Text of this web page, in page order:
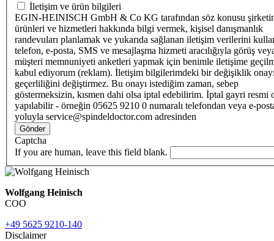
İletişim ve ürün bilgileri
EGIN-HEINISCH GmbH & Co KG tarafından söz konusu
ürünleri ve hizmetleri hakkında bilgi vermek, kişisel danışmanlık
randevuları planlamak ve yukarıda sağlanan iletişim verilerini
telefon, e-posta, SMS ve mesajlaşma hizmeti aracılığıyla görüş
müşteri memnuniyeti anketleri yapmak için benimle iletişime
kabul ediyorum (reklam). İletişim bilgilerimdeki bir değişiklik
geçerliliğini değiştirmez. Bu onayı istediğim zaman, sebep
göstermeksizin, kısmen dahi olsa iptal edebilirim. İptal gayri resmi
yapılabilir - örneğin 05625 9210 0 numaralı telefondan veya e-
yoluyla service@spindeldoctor.com adresinden
Gönder
Captcha
If you are human, leave this field blank.
Wolfgang Heinisch
COO
+49 5625 9210-140
Disclaimer